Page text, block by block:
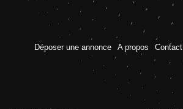
Déposer une annonce A propos Contact